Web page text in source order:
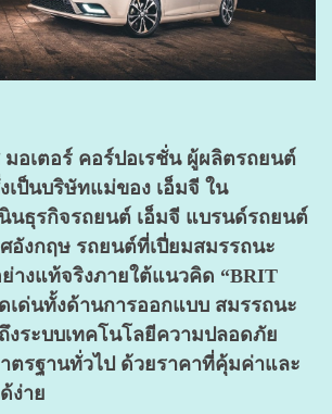
ตอร์ คอร์ปอเรชั่น ผู้ผลิตรถยนต์
เป็นบริษัทแม่ของ เอ็มจี ใน
นินธุรกิจรถยนต์ เอ็มจี แบรนด์รถยนต์
อังกฤษ รถยนต์ที่เปี่ยมสมรรถนะ
างแท้จริงภายใต้แนวคิด “BRIT
เด่นทั้งด้านการออกแบบ สมรรถนะ
งระบบเทคโนโลยีความปลอดภัย
ตรฐานทั่วไป ด้วยราคาที่คุ้มค่าและ
ง่าย